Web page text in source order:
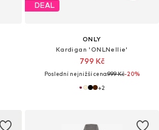
DEAL
ONLY
Kardigan 'ONLNellie'
799 Kč
Poslední nejnižší cena:999 Kč-20%
+2